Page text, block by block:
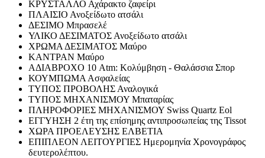
ΚΡΥΣΤΑΛΛΟ Αχάρακτο ζαφείρι
ΠΛΑΙΣΙΟ Ανοξείδωτο ατσάλι
ΔΕΣΙΜΟ Μπρασελέ
ΥΛΙΚΟ ΔΕΣΙΜΑΤΟΣ Ανοξείδωτο ατσάλι
ΧΡΩΜΑ ΔΕΣΙΜΑΤΟΣ Μαύρο
ΚΑΝΤΡΑΝ Μαύρο
ΑΔΙΑΒΡΟΧΟ 10 Atm: Κολύμβηση - Θαλάσσια Σπορ
ΚΟΥΜΠΩΜΑ Ασφαλείας
ΤΥΠΟΣ ΠΡΟΒΟΛΗΣ Αναλογικά
ΤΥΠΟΣ ΜΗΧΑΝΙΣΜΟΥ Μπαταρίας
ΠΛΗΡΟΦΟΡΙΕΣ ΜΗΧΑΝΙΣΜΟΥ Swiss Quartz Eol
ΕΓΓΥΗΣΗ 2 έτη της επίσημης αντιπροσωπείας της Tissot
ΧΩΡΑ ΠΡΟΕΛΕΥΣΗΣ ΕΛΒΕΤΙΑ
ΕΠΙΠΛΕΟΝ ΛΕΙΤΟΥΡΓΙΕΣ Ημερομηνία Χρονογράφος
δευτερολέπτου.